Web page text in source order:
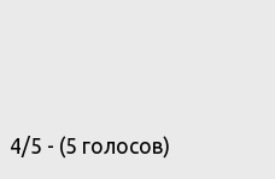
4/5 - (5 голосов)